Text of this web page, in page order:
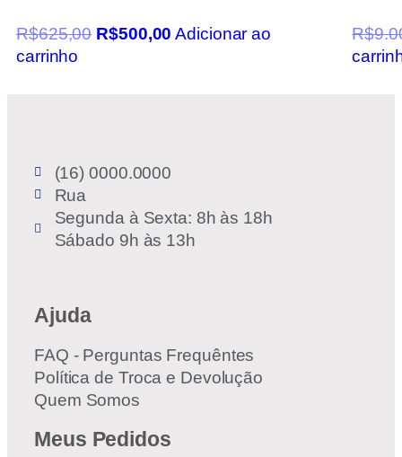
R$625,00 R$500,00 Adicionar ao
carrinho
R$
(16) 0000.0000
Rua
Segunda à Sexta: 8h às 18h
Sábado 9h às 13h
Ajuda
FAQ - Perguntas Frequêntes
Política de Troca e Devolução
Quem Somos
Meus Pedidos